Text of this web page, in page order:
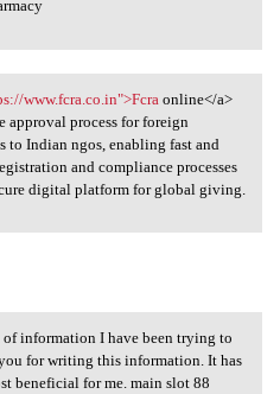
www.fcra.co
www.fcra.co.in">Fcra online</a>
approval process for foreign
to Indian ngos, enabling fast and
and compliance processes
digital platform for global giving.
of information
information I have been trying to
for writing this information. It has
beneficial for me. main slot 88